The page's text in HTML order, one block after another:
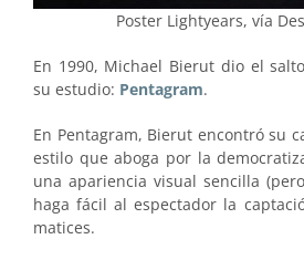
Poster Lightyears, vía
En 1990, Michael Bierut dio el
su estudio: Pentagram.
En Pentagram, Bierut encontró su
estilo que aboga por la
una apariencia visual sencilla
haga fácil al espectador la
matices.